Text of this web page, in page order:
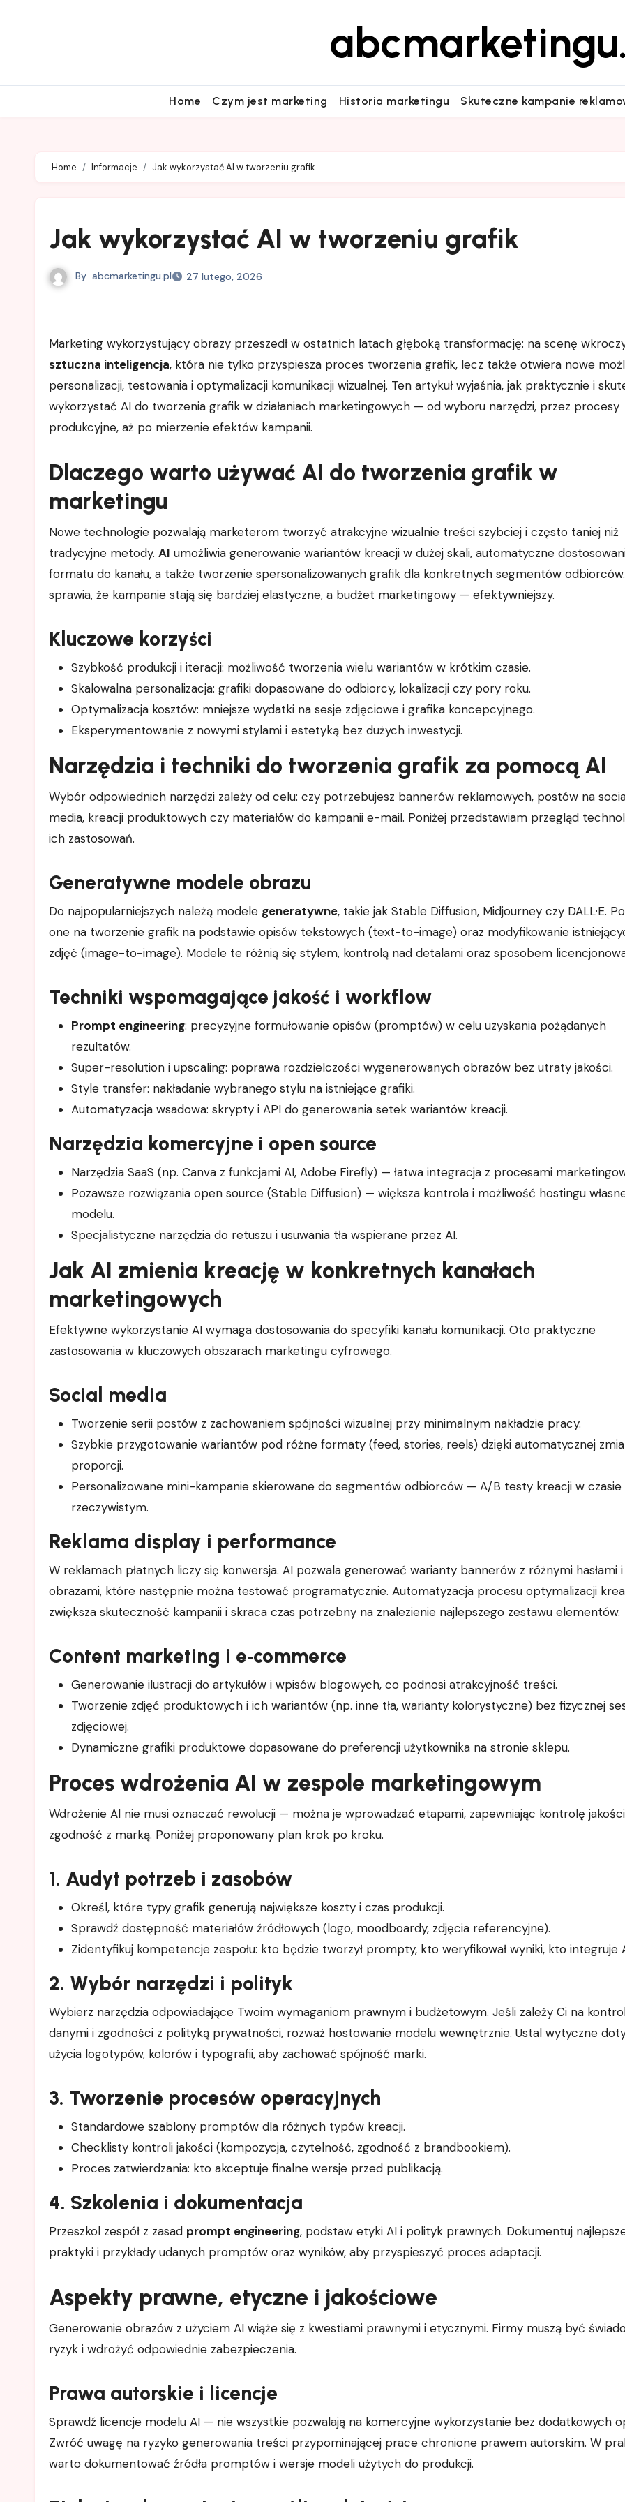
Home Czym jest marketing Historia marketingu Skuteczne kampanie
Home Informacje Jak wykorzystać AI w tworzeniu grafik
Jak wykorzystać AI w tworzeniu grafik
By abcmarketingu.pl 27 lutego, 2026
Marketing wykorzystujący obrazy przeszedł w ostatnich latach głęboką transformację: na scenę
sztuczna inteligencja, która nie tylko przyspiesza proces tworzenia grafik, lecz także otwiera nowe
personalizacji, testowania i optymalizacji komunikacji wizualnej. Ten artykuł wyjaśnia, jak praktycznie i
wykorzystać AI do tworzenia grafik w działaniach marketingowych — od wyboru narzędzi, przez procesy
produkcyjne, aż po mierzenie efektów kampanii.
Dlaczego warto używać AI do tworzenia grafik w
marketingu
Nowe technologie pozwalają marketerom tworzyć atrakcyjne wizualnie treści szybciej i często taniej niż
tradycyjne metody. AI umożliwia generowanie wariantów kreacji w dużej skali, automatyczne
formatu do kanału, a także tworzenie spersonalizowanych grafik dla konkretnych segmentów
sprawia, że kampanie stają się bardziej elastyczne, a budżet marketingowy — efektywniejszy.
Kluczowe korzyści
Szybkość produkcji i iteracji: możliwość tworzenia wielu wariantów w krótkim czasie.
Skalowalna personalizacja: grafiki dopasowane do odbiorcy, lokalizacji czy pory roku.
Optymalizacja kosztów: mniejsze wydatki na sesje zdjęciowe i grafika koncepcyjnego.
Eksperymentowanie z nowymi stylami i estetyką bez dużych inwestycji.
Narzędzia i techniki do tworzenia grafik za pomocą AI
Wybór odpowiednich narzędzi zależy od celu: czy potrzebujesz bannerów reklamowych, postów na
media, kreacji produktowych czy materiałów do kampanii e-mail. Poniżej przedstawiam przegląd
ich zastosowań.
Generatywne modele obrazu
Do najpopularniejszych należą modele generatywne, takie jak Stable Diffusion, Midjourney czy DALL·E.
one na tworzenie grafik na podstawie opisów tekstowych (text-to-image) oraz modyfikowanie
zdjęć (image-to-image). Modele te różnią się stylem, kontrolą nad detalami oraz sposobem
Techniki wspomagające jakość i workflow
Prompt engineering: precyzyjne formułowanie opisów (promptów) w celu uzyskania pożądanych
rezultatów.
Super-resolution i upscaling: poprawa rozdzielczości wygenerowanych obrazów bez utraty jakości.
Style transfer: nakładanie wybranego stylu na istniejące grafiki.
Automatyzacja wsadowa: skrypty i API do generowania setek wariantów kreacji.
Narzędzia komercyjne i open source
Narzędzia SaaS (np. Canva z funkcjami AI, Adobe Firefly) — łatwa integracja z procesami
Pozawsze rozwiązania open source (Stable Diffusion) — większa kontrola i możliwość hostingu
modelu.
Specjalistyczne narzędzia do retuszu i usuwania tła wspierane przez AI.
Jak AI zmienia kreację w konkretnych kanałach
marketingowych
Efektywne wykorzystanie AI wymaga dostosowania do specyfiki kanału komunikacji. Oto praktyczne
zastosowania w kluczowych obszarach marketingu cyfrowego.
Social media
Tworzenie serii postów z zachowaniem spójności wizualnej przy minimalnym nakładzie pracy.
Szybkie przygotowanie wariantów pod różne formaty (feed, stories, reels) dzięki automatycznej
proporcji.
Personalizowane mini-kampanie skierowane do segmentów odbiorców — A/B testy kreacji w czasie
rzeczywistym.
Reklama display i performance
W reklamach płatnych liczy się konwersja. AI pozwala generować warianty bannerów z różnymi hasłami i
obrazami, które następnie można testować programatycznie. Automatyzacja procesu optymalizacji
zwiększa skuteczność kampanii i skraca czas potrzebny na znalezienie najlepszego zestawu elementów.
Content marketing i e‑commerce
Generowanie ilustracji do artykułów i wpisów blogowych, co podnosi atrakcyjność treści.
Tworzenie zdjęć produktowych i ich wariantów (np. inne tła, warianty kolorystyczne) bez fizycznej
zdjęciowej.
Dynamiczne grafiki produktowe dopasowane do preferencji użytkownika na stronie sklepu.
Proces wdrożenia AI w zespole marketingowym
Wdrożenie AI nie musi oznaczać rewolucji — można je wprowadzać etapami, zapewniając kontrolę
zgodność z marką. Poniżej proponowany plan krok po kroku.
1. Audyt potrzeb i zasobów
Określ, które typy grafik generują największe koszty i czas produkcji.
Sprawdź dostępność materiałów źródłowych (logo, moodboardy, zdjęcia referencyjne).
Zidentyfikuj kompetencje zespołu: kto będzie tworzył prompty, kto weryfikował wyniki, kto integruje
2. Wybór narzędzi i polityk
Wybierz narzędzia odpowiadające Twoim wymaganiom prawnym i budżetowym. Jeśli zależy Ci na
danymi i zgodności z polityką prywatności, rozważ hostowanie modelu wewnętrznie. Ustal wytyczne
użycia logotypów, kolorów i typografii, aby zachować spójność marki.
3. Tworzenie procesów operacyjnych
Standardowe szablony promptów dla różnych typów kreacji.
Checklisty kontroli jakości (kompozycja, czytelność, zgodność z brandbookiem).
Proces zatwierdzania: kto akceptuje finalne wersje przed publikacją.
4. Szkolenia i dokumentacja
Przeszkol zespół z zasad prompt engineering, podstaw etyki AI i polityk prawnych. Dokumentuj
praktyki i przykłady udanych promptów oraz wyników, aby przyspieszyć proces adaptacji.
Aspekty prawne, etyczne i jakościowe
Generowanie obrazów z użyciem AI wiąże się z kwestiami prawnymi i etycznymi. Firmy muszą być
ryzyk i wdrożyć odpowiednie zabezpieczenia.
Prawa autorskie i licencje
Sprawdź licencje modelu AI — nie wszystkie pozwalają na komercyjne wykorzystanie bez dodatkowych
Zwróć uwagę na ryzyko generowania treści przypominającej prace chronione prawem autorskim. W
warto dokumentować źródła promptów i wersje modeli użytych do produkcji.